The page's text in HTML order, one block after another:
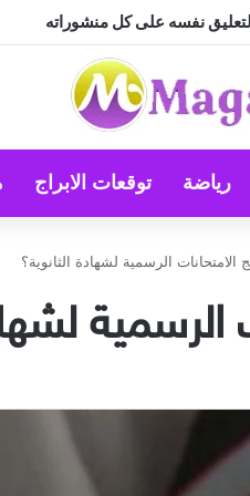
نفسه على كل منشوراته
رياضة توقعات الابراج
الامتحانات الرسمية لشهادة الثانوية؟